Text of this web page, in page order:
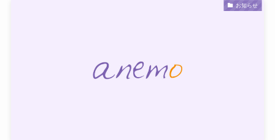
お知らせ